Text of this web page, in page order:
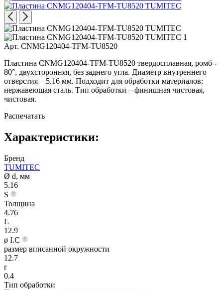
Арт. CNMG120404-TFM-TU8520
Пластина CNMG120404-TFM-TU8520 твердосплавная, ромб -
80°, двухсторонняя, без заднего угла. Диаметр внутреннего
отверстия – 5.16 мм. Подходит для обработки материалов:
нержавеющая сталь. Тип обработки – финишная чистовая,
чистовая.
Распечатать
Характеристики:
Бренд
TUMITEC
Ø d, мм
5.16
S
Толщина
4.76
L
12.9
ø I.C
размер вписанной окружности
12.7
r
0.4
Тип обработки